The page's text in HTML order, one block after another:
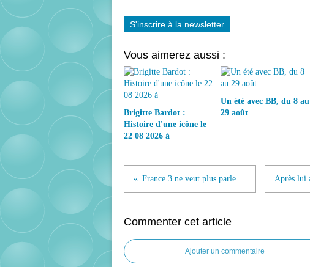
S'inscrire à la newsletter
Vous aimerez aussi :
Brigitte Bardot :
Histoire d'une icône le
22 08 2026 à
Un été avec BB, du 8 au
29 août
France 3 ne veut plus parler des corridas à Nîmes !
Commenter cet article
Ajouter un commentaire